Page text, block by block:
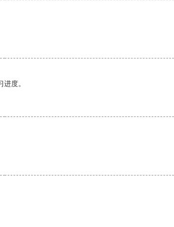
度。